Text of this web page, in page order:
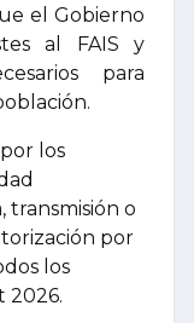
el Gobierno
al FAIS y
para
los
transmisión o
por
los
2026.